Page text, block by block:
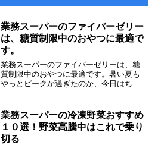
業務スーパーのファイバーゼリー
は、糖質制限中のおやつに最適で
す。
業務スーパーのファイバーゼリーは、糖
質制限中のおやつに最適です。暑い夏も
やっとピークが過ぎたのか、今日はちょ
スクリームをたくさん食べてしまった私
は、絶賛リバウンド中です...
業務スーパーの冷凍野菜おすすめ
１０選！野菜高騰中はこれで乗り
切る